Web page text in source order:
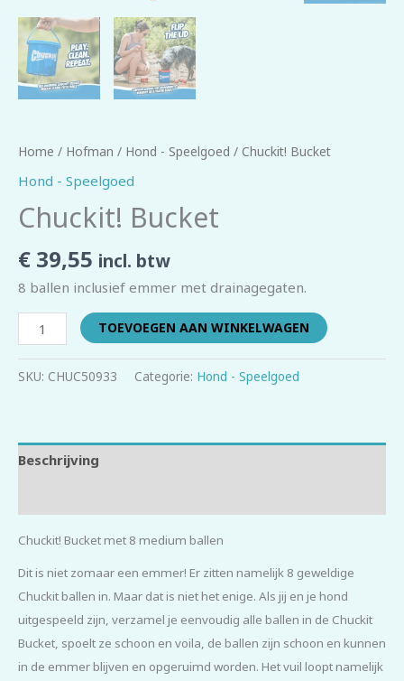
Home / Hofman / Hond - Speelgoed / Chuckit! Bucket
Hond - Speelgoed
Chuckit! Bucket
€ 39,55 incl. btw
8 ballen inclusief emmer met drainagegaten.
TOEVOEGEN AAN WINKELWAGEN
SKU: CHUC50933 Categorie: Hond - Speelgoed
Beschrijving
Chuckit! Bucket met 8 medium ballen
Dit is niet zomaar een emmer! Er zitten namelijk 8 geweldige
Chuckit ballen in. Maar dat is niet het enige. Als jij en je hond
uitgespeeld zijn, verzamel je eenvoudig alle ballen in de Chuckit
Bucket, spoelt ze schoon en voila, de ballen zijn schoon en kunnen
in de emmer blijven en opgeruimd worden. Het vuil loopt namelijk